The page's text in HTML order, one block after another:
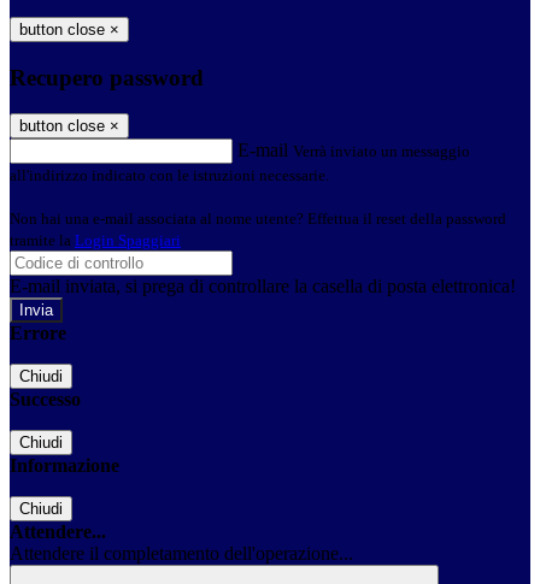
button close ×
Recupero password
button close ×
E-mail Verrà inviato un messaggio
all'indirizzo indicato con le istruzioni necessarie.
Non hai una e-mail associata al nome utente? Effettua il reset della password
tramite la Login Spaggiari
E-mail inviata, si prega di controllare la casella di posta elettronica!
Errore
Chiudi
Successo
Chiudi
Informazione
Chiudi
Attendere...
Attendere il completamento dell'operazione...